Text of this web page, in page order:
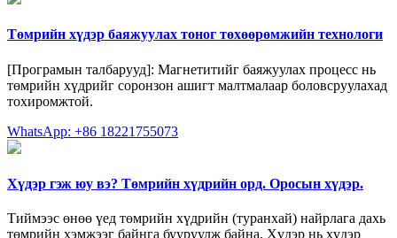
Төмрийн хүдэр баяжуулах тоног төхөөрөмжийн технологи
[Програмын талбарууд]: Магнетитийг баяжуулах процесс нь
төмрийн хүдрийг соронзон ашигт малтмалаар боловсруулахад
тохиромжтой.
WhatsApp: +86 18221755073
Хүдэр гэж юу вэ? Төмрийн хүдрийн орд. Оросын хүдэр.
Тиймээс өнөө үед төмрийн хүдрийн (туранхай) найрлага дахь
төмрийн хэмжээг байнга бууруулж байна. Хүдэр нь хүдэр